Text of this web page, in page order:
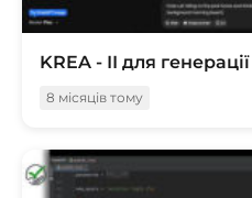
KREA - ІІ для
8 місяців тому